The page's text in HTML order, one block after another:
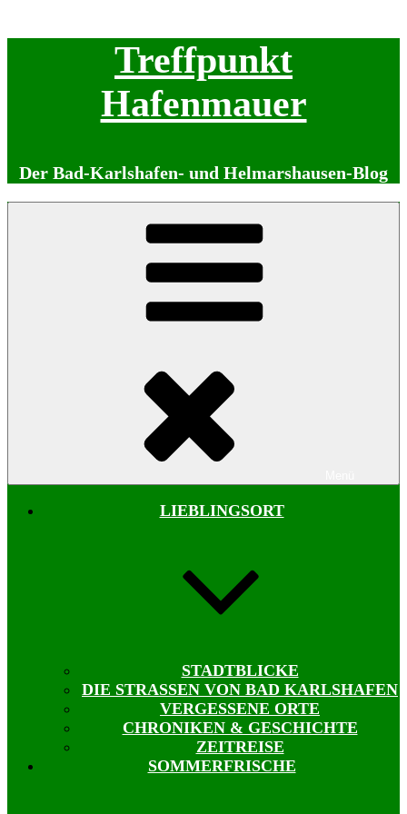
Treffpunkt
Hafenmauer
Der Bad-Karlshafen- und Helmarshausen-Blog
LIEBLINGSORT
STADTBLICKE
DIE STRASSEN VON BAD KARLSHAFEN
VERGESSENE ORTE
CHRONIKEN & GESCHICHTE
ZEITREISE
SOMMERFRISCHE